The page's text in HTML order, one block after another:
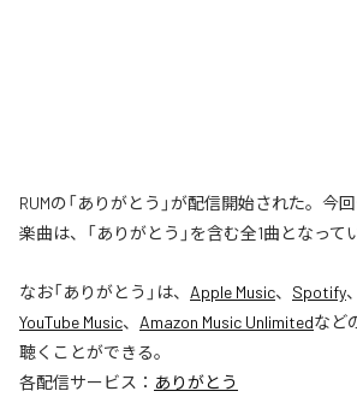
RUMの「ありがとう」が配信開始された。今
楽曲は、「ありがとう」を含む全1曲となって
なお「ありがとう 」は、 Apple Music、 Spotify、
YouTube Music、 Amazon Music Unlimitedなど
聴くことができる。
各配信サービス： ありがとう